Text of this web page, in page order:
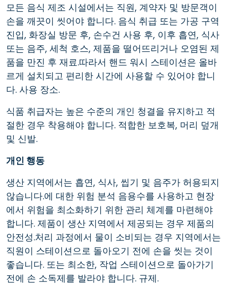
모든 음식 제조 시설에서는 직원, 계약자 및 방문객이
손을 깨끗이 씻어야 합니다. 음식 취급 또는 가공 구역
진입, 화장실 방문 후, 손수건 사용 후, 이후 흡연, 식사
또는 음주, 세척 호스, 제품을 떨어뜨리거나 오염된 제
품을 만진 후 재료.따라서 핸드 워시 스테이션은 올바
르게 설치되고 편리한 시간에 사용할 수 있어야 합니
다. 사용 장소.
식품 취급자는 높은 수준의 개인 청결을 유지하고 적
절한 경우 착용해야 합니다. 적합한 보호복, 머리 덮개
및 신발.
개인 행동
생산 지역에서는 흡연, 식사, 씹기 및 음주가 허용되지
않습니다.에 대한 위험 분석 음용수를 사용하고 현장
에서 위험을 최소화하기 위한 관리 체계를 마련해야
합니다. 제품이 생산 지역에서 제공되는 경우 제품의
안전성.처리 과정에서 물이 소비되는 경우 지역에서는
직원이 스테이션으로 돌아오기 전에 손을 씻는 것이
좋습니다. 또는 최소한, 작업 스테이션으로 돌아가기
전에 손 소독제를 발라야 합니다. 규제.